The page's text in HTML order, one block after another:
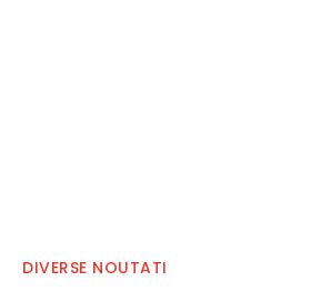
DIVERSE NOUTATI